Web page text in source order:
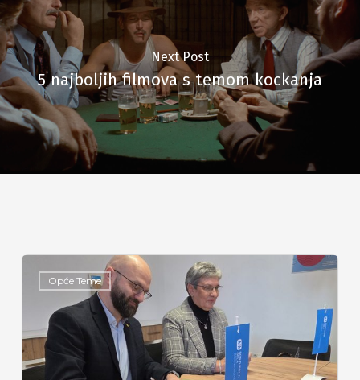
Next Post
5 najboljih filmova s temom kockanja
Opće Teme